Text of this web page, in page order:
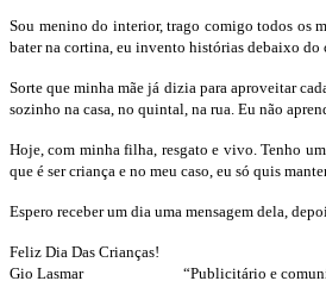
Sou menino do interior, trago comigo todos os
bater na cortina, eu invento histórias debaixo do
Sorte que minha mãe já dizia para aproveitar
sozinho na casa, no quintal, na rua. Eu não
Hoje, com minha filha, resgato e vivo. Tenho
que é ser criança e no meu caso, eu só quis
Espero receber um dia uma mensagem dela,
Feliz Dia Das Crianças!
Gio Lasmar
“Publicitário e
Ama arte, moda e